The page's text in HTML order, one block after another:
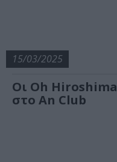
15/03/2025
Οι Oh Hiroshima
στο An Club